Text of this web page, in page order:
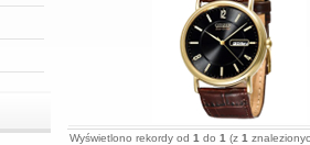
Wyświetlono rekordy od 1 do 1 (z 1